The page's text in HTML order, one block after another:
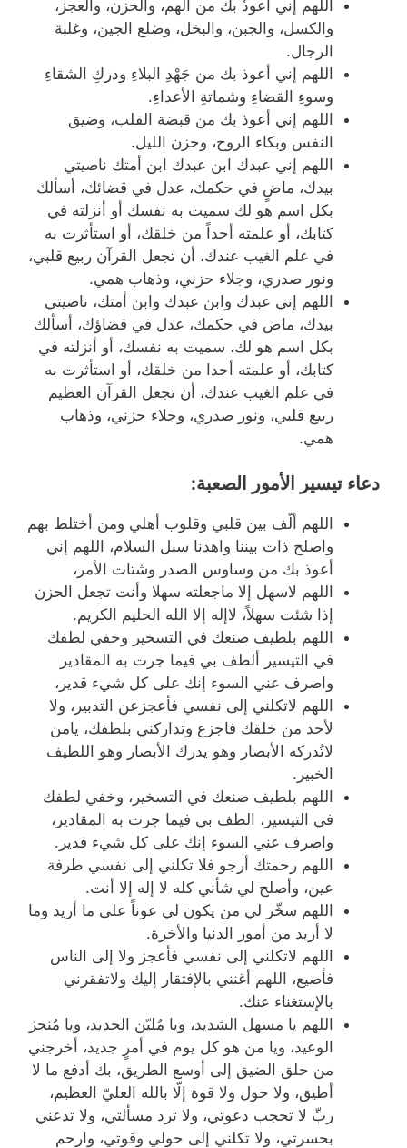
اللهم إني أعوذُ بك من الهم، والحزن، والعجز،
والكسل، والجبن، والبخل، وضلع الجين، وغلبة
الرجال.
اللهم إني أعوذ بك من جَهْدِ البلاءِ ودركِ الشقاءِ
وسوءِ القضاءِ وشماتةِ الأعداءِ.
اللهم إني أعوذ بك من قبضة القلب، وضيق
النفس وبكاء الروح، وحزن الليل.
اللهم إني عبدك ابن عبدك ابن أمتك ناصيتي
بيدك، ماضٍ في حكمك، عدل في قضائك، أسألك
بكل اسم هو لك سميت به نفسك أو أنزلته في
كتابك، أو علمته أحداً من خلقك، أو استأثرت به
في علم الغيب عندك، أن تجعل القرآن ربيع قلبي،
ونور صدري، وجلاء حزني، وذهاب همي.
اللهم إني عبدك وابن عبدك وابن أمتك، ناصيتي
بيدك، ماض في حكمك، عدل في قضاؤك، أسألك
بكل اسم هو لك، سميت به نفسك، أو أنزلته في
كتابك، أو علمته أحدا من خلقك، أو استأثرت به
في علم الغيب عندك، أن تجعل القرآن العظيم
ربيع قلبي، ونور صدري، وجلاء حزني، وذهاب
همي.
دعاء تيسير الأمور الصعبة:
اللهم ألّف بين قلبي وقلوب أهلي ومن أختلط بهم
واصلح ذات بيننا واهدنا سبل السلام، اللهم إني
أعوذ بك من وساوس الصدر وشتات الأمر،
اللهم لاسهل إلا ماجعلته سهلا وأنت تجعل الحزن
إذا شئت سهلاً، لاإله إلا الله الحليم الكريم.
اللهم بلطيف صنعك في التسخير وخفي لطفك
في التيسير ألطف بي فيما جرت به المقادير
واصرف عني السوء إنك على كل شيء قدير،
اللهم لاتكلني إلى نفسي فأعجزعن التدبير، ولا
لأحد من خلقك فاجزع وتداركني بلطفك، يامن
لاتُدركه الأبصار وهو يدرك الأبصار وهو اللطيف
الخبير.
اللهم بلطيف صنعك في التسخير، وخفي لطفك
في التيسير، الطف بي فيما جرت به المقادير،
واصرف عني السوء إنك على كل شيء قدير.
اللهم رحمتك أرجو فلا تكلني إلى نفسي طرفة
عين، وأصلح لي شأني كله لا إله إلا أنت.
اللهم سخّر لي من يكون لي عوناً على ما أريد وما
لا أريد من أمور الدنيا والأخرة.
اللهم لاتكلني إلى نفسي فأعجز ولا إلى الناس
فأضيع، اللهم أغنني بالإفتقار إليك ولاتفقرني
بالإستغناء عنك.
اللهم يا مسهل الشديد، ويا مُليّن الحديد، ويا مُنجز
الوعيد، ويا من هو كل يوم في أمرٍ جديد، أخرجني
من حلق الضيق إلى أوسع الطريق، بك أدفع ما لا
أطيق، ولا حول ولا قوة إلّا بالله العليّ العظيم،
ربِّ لا تحجب دعوتي، ولا ترد مسألتي، ولا تدعني
بحسرتي، ولا تكلني إلى حولي وقوتي، وارحم